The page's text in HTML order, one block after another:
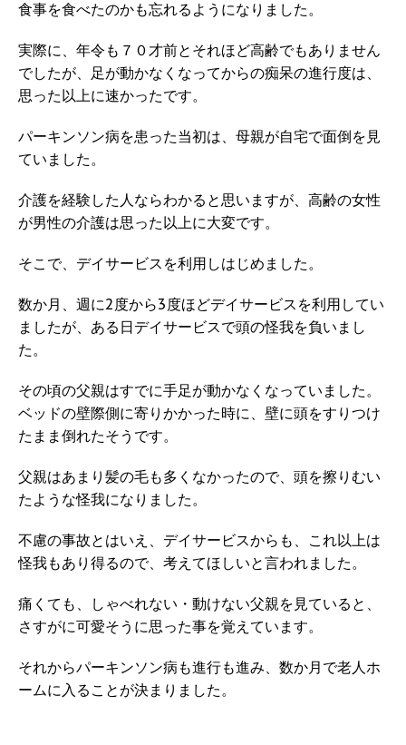
食事を食べたのかも忘れるようになりました。
実際に、年令も７０才前とそれほど高齢でもありません
でしたが、足が動かなくなってからの痴呆の進行度は、
思った以上に速かったです。
パーキンソン病を患った当初は、母親が自宅で面倒を見
ていました。
介護を経験した人ならわかると思いますが、高齢の女性
が男性の介護は思った以上に大変です。
そこで、デイサービスを利用しはじめました。
数か月、週に2度から3度ほどデイサービスを利用してい
ましたが、ある日デイサービスで頭の怪我を負いまし
た。
その頃の父親はすでに手足が動かなくなっていました。
ベッドの壁際側に寄りかかった時に、壁に頭をすりつけ
たまま倒れたそうです。
父親はあまり髪の毛も多くなかったので、頭を擦りむい
たような怪我になりました。
不慮の事故とはいえ、デイサービスからも、これ以上は
怪我もあり得るので、考えてほしいと言われました。
痛くても、しゃべれない・動けない父親を見ていると、
さすがに可愛そうに思った事を覚えています。
それからパーキンソン病も進行も進み、数か月で老人ホ
ームに入ることが決まりました。